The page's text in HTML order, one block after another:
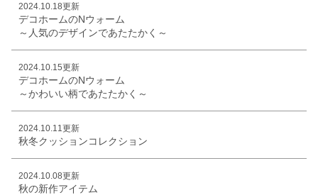
2024.10.18更新
デコホームのNウォーム
～人気のデザインであたたかく～
2024.10.15更新
デコホームのNウォーム
～かわいい柄であたたかく～
2024.10.11更新
秋冬クッションコレクション
2024.10.08更新
秋の新作アイテム